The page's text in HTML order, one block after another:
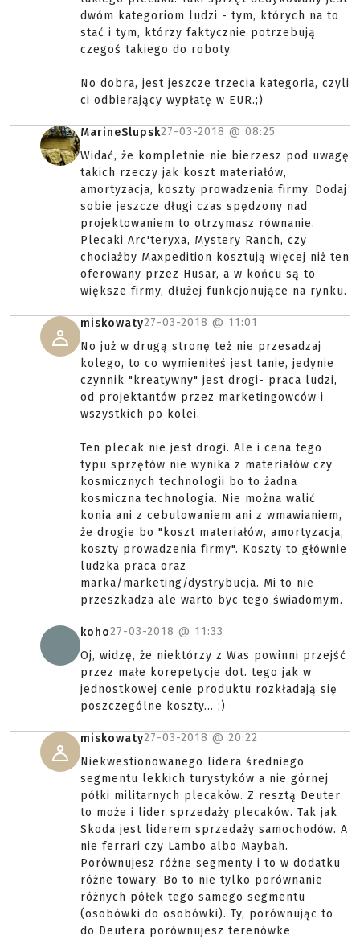
dwóm kategoriom ludzi - tym, których na to
stać i tym, którzy faktycznie potrzebują
czegoś takiego do roboty.
No dobra, jest jeszcze trzecia kategoria, czyli
ci odbierający wypłatę w EUR.;)
MarineSlupsk27-03-2018 @ 08:25
Widać, że kompletnie nie bierzesz pod uwagę
takich rzeczy jak koszt materiałów,
amortyzacja, koszty prowadzenia firmy. Dodaj
sobie jeszcze długi czas spędzony nad
projektowaniem to otrzymasz równanie.
Plecaki Arc'teryxa, Mystery Ranch, czy
chociażby Maxpedition kosztują więcej niż ten
oferowany przez Husar, a w końcu są to
większe firmy, dłużej funkcjonujące na rynku.
miskowaty27-03-2018 @ 11:01
No już w drugą stronę też nie przesadzaj
kolego, to co wymieniłeś jest tanie, jedynie
czynnik "kreatywny" jest drogi- praca ludzi,
od projektantów przez marketingowców i
wszystkich po kolei.
Ten plecak nie jest drogi. Ale i cena tego
typu sprzętów nie wynika z materiałów czy
kosmicznych technologii bo to żadna
kosmiczna technologia. Nie można walić
konia ani z cebulowaniem ani z wmawianiem,
że drogie bo "koszt materiałów, amortyzacja,
koszty prowadzenia firmy". Koszty to głównie
ludzka praca oraz
marka/marketing/dystrybucja. Mi to nie
przeszkadza ale warto byc tego świadomym.
koho27-03-2018 @ 11:33
Oj, widzę, że niektórzy z Was powinni przejść
przez małe korepetycje dot. tego jak w
jednostkowej cenie produktu rozkładają się
poszczególne koszty... ;)
miskowaty27-03-2018 @ 20:22
Niekwestionowanego lidera średniego
segmentu lekkich turystyków a nie górnej
półki militarnych plecaków. Z resztą Deuter
to może i lider sprzedaży plecaków. Tak jak
Skoda jest liderem sprzedaży samochodów. A
nie ferrari czy Lambo albo Maybah.
Porównujesz różne segmenty i to w dodatku
różne towary. Bo to nie tylko porównanie
różnych półek tego samego segmentu
(osobówki do osobówki). Ty, porównując to
do Deutera porównujesz terenówke